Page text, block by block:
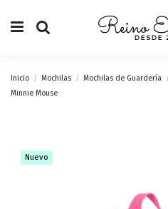
Inicio Mochilas Mochilas de Guardería
Minnie Mouse
Nuevo